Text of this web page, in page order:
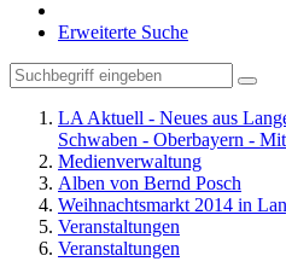
Erweiterte Suche
LA Aktuell - Neues aus
Schwaben - Oberbayern -
Medienverwaltung
Alben von Bernd Posch
Weihnachtsmarkt 2014 in
Veranstaltungen
Veranstaltungen